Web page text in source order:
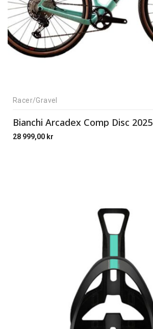
Racer/Gravel
Bianchi Arcadex Comp Disc 2025
28 999,00 kr